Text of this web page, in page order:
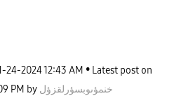
24-202412:43 AM
Latest post on
PM by خنمؤىوبسؤرلقزؤل